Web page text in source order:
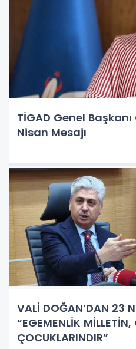
TİGAD Genel
Nisan Mesajı
VALİ DOĞAN’DAN 23
“EGEMENLİK MİLLETİN,
ÇOCUKLARINDIR”